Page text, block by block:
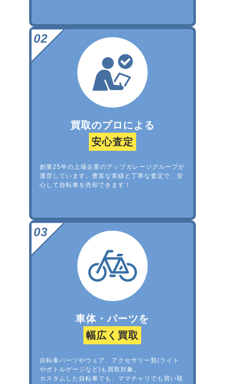
買取のプロによる
安心査定
創業25年の上場企業のアップガレージグループが
運営しています。豊富な実績と丁寧な査定で、安
心して自転車を売却できます！
車体・パーツを
幅広く買取
自転車パーツやウェア、アクセサリー類(ライト
やボトルゲージなど)も買取対象。
カスタムした自転車でも、ママチャリでも買い取